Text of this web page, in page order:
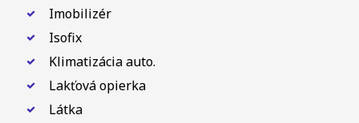
Imobilizér
Isofix
Klimatizácia auto.
Lakťová opierka
Látka